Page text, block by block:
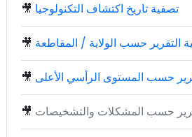
🎥 تصفية تاريخ اكتشاف التكنولوجيا
🎥 التقرير حسب الولاية / المقاطعة
🎥 حسب المستوى الرأسي الأعلى
🎥 حسب المشكلات والتشخيصات